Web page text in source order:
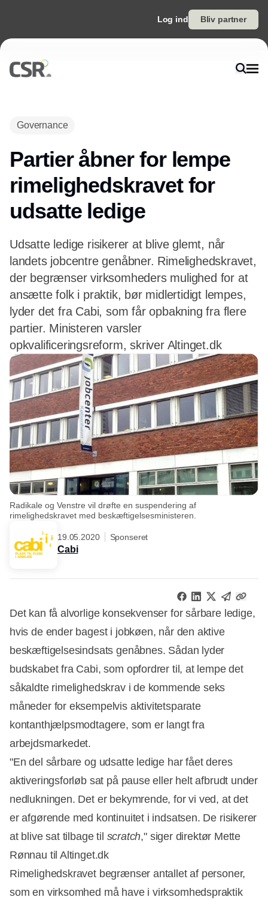
Log ind Bliv partner
Governance
Partier åbner for lempe
rimelighedskravet for
udsatte ledige
Udsatte ledige risikerer at blive glemt, når
landets jobcentre genåbner. Rimelighedskravet,
der begrænser virksomheders mulighed for at
ansætte folk i praktik, bør midlertidigt lempes,
lyder det fra Cabi, som får opbakning fra flere
partier. Ministeren varsler
opkvalificeringsreform, skriver Altinget.dk
Radikale og Venstre vil drøfte en suspendering af
rimelighedskravet med beskæftigelsesministeren.
19.05.2020 Sponseret
Cabi
Det kan få alvorlige konsekvenser for sårbare ledige,
hvis de ender bagest i jobkøen, når den aktive
beskæftigelsesindsats genåbnes. Sådan lyder
budskabet fra Cabi, som opfordrer til, at lempe det
såkaldte rimelighedskrav i de kommende seks
måneder for eksempelvis aktivitetsparate
kontanthjælpsmodtagere, som er langt fra
arbejdsmarkedet.
"En del sårbare og udsatte ledige har fået deres
aktiveringsforløb sat på pause eller helt afbrudt under
nedlukningen. Det er bekymrende, for vi ved, at det
er afgørende med kontinuitet i indsatsen. De risikerer
at blive sat tilbage til scratch," siger direktør Mette
Rønnau til Altinget.dk
Rimelighedskravet begrænser antallet af personer,
som en virksomhed må have i virksomhedspraktik